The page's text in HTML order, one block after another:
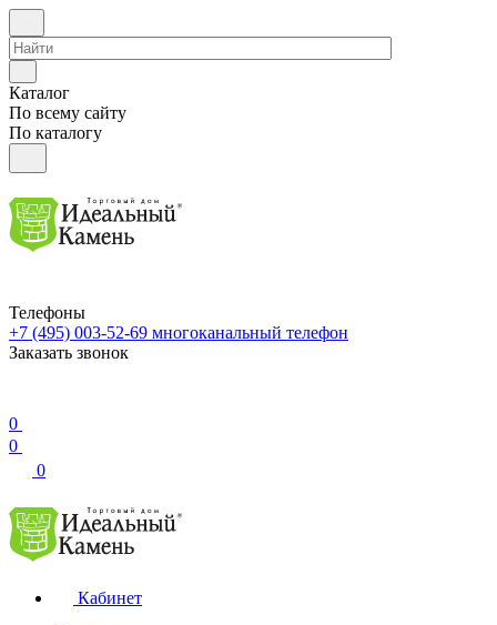
Каталог
По всему сайту
По каталогу
Телефоны
+7 (495) 003-52-69 многоканальный телефон
Заказать звонок
0
0
0
Кабинет